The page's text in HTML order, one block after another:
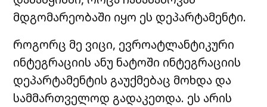
მდგომარეობაში იყო ეს დეპარტამენტი.
როგორც მე ვიცი, ევროატლანტიკური
ინტეგრაციის ანუ ნატოში ინტეგრაციის
დეპარტამენტის გაუქმებაც მოხდა და
სამმართველოდ გადაკეთდა. ეს არის